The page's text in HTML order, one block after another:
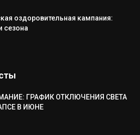
оздоровительная кампания:
сезона
ГРАФИК ОТКЛЮЧЕНИЯ СВЕТА
В ИЮНЕ